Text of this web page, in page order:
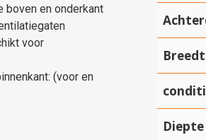
boven en onderkant
voor
(voor en
Diepte